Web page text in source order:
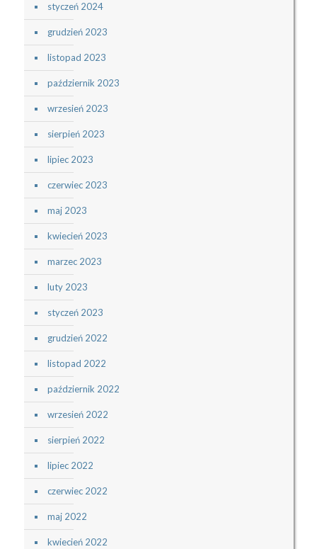
styczeń 2024
grudzień 2023
listopad 2023
październik 2023
wrzesień 2023
sierpień 2023
lipiec 2023
czerwiec 2023
maj 2023
kwiecień 2023
marzec 2023
luty 2023
styczeń 2023
grudzień 2022
listopad 2022
październik 2022
wrzesień 2022
sierpień 2022
lipiec 2022
czerwiec 2022
maj 2022
kwiecień 2022